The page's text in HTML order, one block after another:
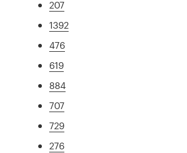
207
1392
476
619
884
707
729
276